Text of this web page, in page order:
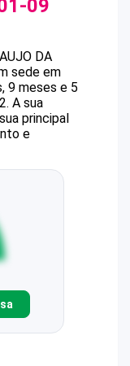
09
DA
sede em
9 meses e 5
A sua
principal
e